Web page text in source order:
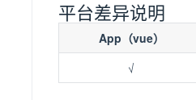
平台差异说明
App（vue）
√